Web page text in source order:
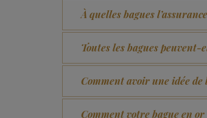
À quelles bagues
Toutes les bagues peuvent-
Comment avoir une idée de
Comment votre bague en